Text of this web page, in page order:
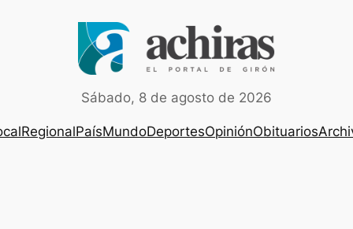
Sábado, 8 de agosto de 2026
RegionalPaísMundoDeportesOpiniónObituarios